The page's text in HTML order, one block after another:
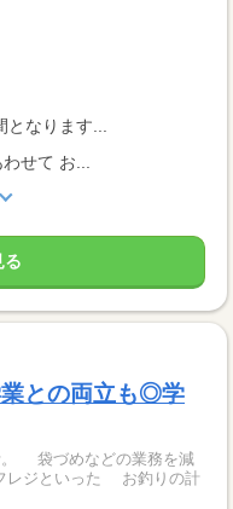
なります...
せて お...
る
との両立も◎学
。 袋づめなどの業務を減